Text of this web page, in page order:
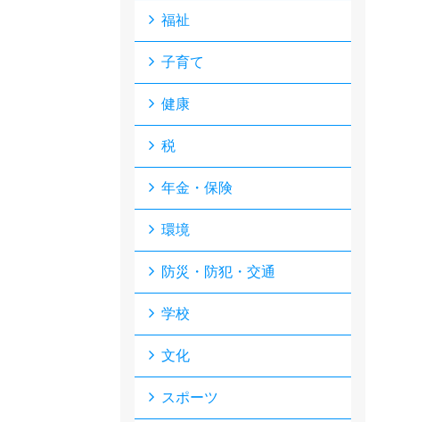
福祉
子育て
健康
税
年金・保険
環境
防災・防犯・交通
学校
文化
スポーツ